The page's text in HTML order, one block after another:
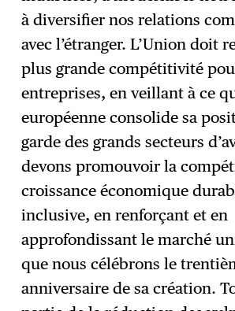
à diversifier nos relations
avec l’étranger. L’Union doit
plus grande compétitivité
entreprises, en veillant à ce
européenne consolide sa
garde des grands secteurs
devons promouvoir la
croissance économique
inclusive, en renforçant et en
approfondissant le marché
que nous célébrons le
anniversaire de sa création.